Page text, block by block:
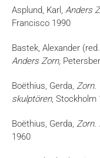
Asplund, Karl, Anders
Francisco 1990
Bastek, Alexander
Anders Zorn,
Boëthius, Gerda, Zorn.
skulptören, Stockholm
Boëthius, Gerda, Zorn.
1960